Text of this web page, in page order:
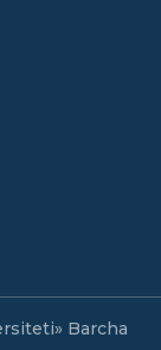
Barcha